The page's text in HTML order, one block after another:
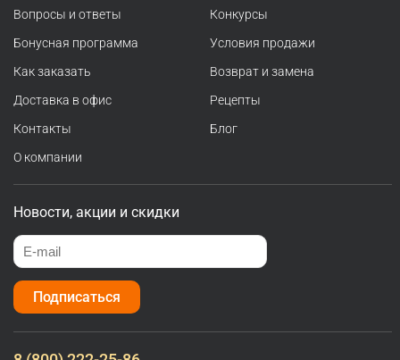
Вопросы и ответы
Бонусная программа
Как заказать
Доставка в офис
Контакты
О компании
Конкурсы
Условия продажи
Возврат и замена
Рецепты
Блог
Новости, акции и скидки
Подписаться